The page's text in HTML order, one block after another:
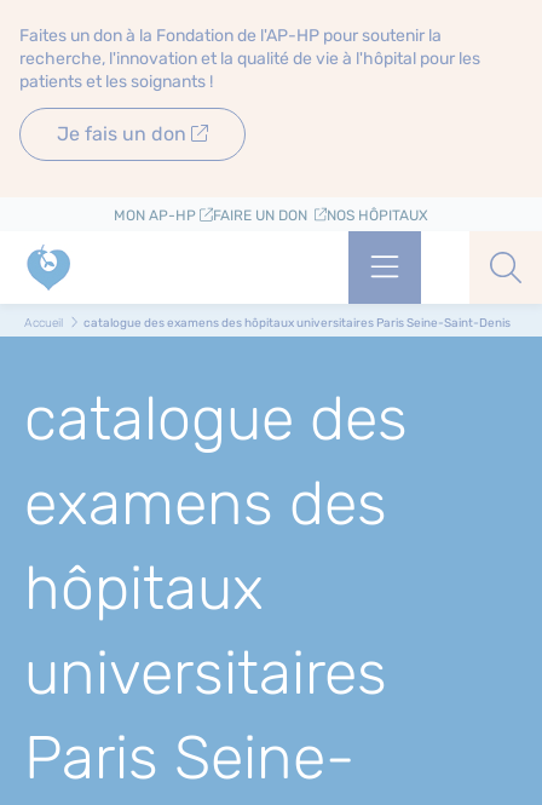
Faites un don à la Fondation de l'AP-HP pour soutenir la
recherche, l'innovation et la qualité de vie à l'hôpital pour les
patients et les soignants !
Je fais un don
MON AP-HP FAIRE UN DON NOS HÔPITAUX
Menu
Accueil catalogue des examens des hôpitaux universitaires Paris Seine-Saint-Denis
catalogue des
examens des
hôpitaux
universitaires
Paris Seine-